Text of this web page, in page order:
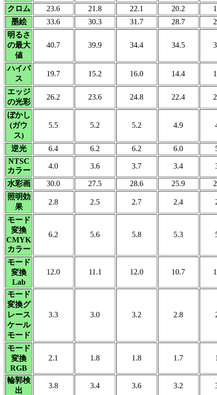
クロム 23.6 21.8 22.1 20.2
墨絵
33.6 30.3 31.7 28.7
明るさ
の最大
値
40.7 39.9 34.4 34.5
ハイパ
ス
19.7 15.2 16.0 14.4
エッジ
の光彩
26.2 23.6 24.8 22.4
ぼかし
(ガウ
ス)
5.5 5.2 5.2 4.9
逆光 6.4 6.2 6.2 6.0
NTSC
カラー
4.0 3.6 3.7 3.4
水彩画 30.0 27.5 28.6 25.9
照明効
果
2.8 2.5 2.7 2.4
モード
変換
CMYK
カラー
6.2 5.6 5.8 5.3
モード
変換
Lab
12.0 11.1 12.0 10.7
モード
変換グ
レース
ケール
モード
3.3 3.0 3.2 2.8
モード
変換
RGB
2.1 1.8 1.8 1.7
輪郭検
出
3.8 3.4 3.6 3.2